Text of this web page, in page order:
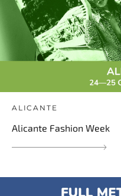
ALICANTE
Alicante Fashion Week